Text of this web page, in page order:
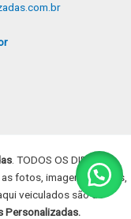
. TODOS OS DIREITOS
fotos, imagens, dizeres,
veiculados são de
Personalizadas.